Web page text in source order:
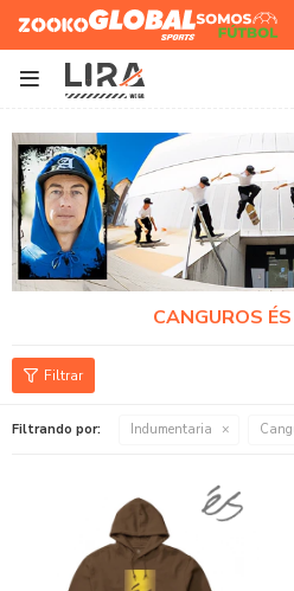
Zooko Global Sports
Somos
Futbol

CANGUROS
Filtrando por: Indumentaria